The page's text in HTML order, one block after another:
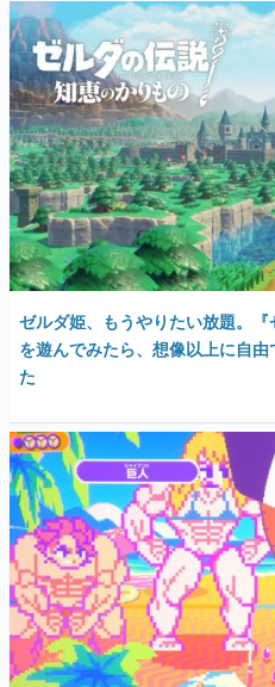
電ファミニコゲーマーとは？
運営：株式会社マレ
ゼルダ姫、もうやりたい放題。『
を遊んでみたら、想像以上に自
た